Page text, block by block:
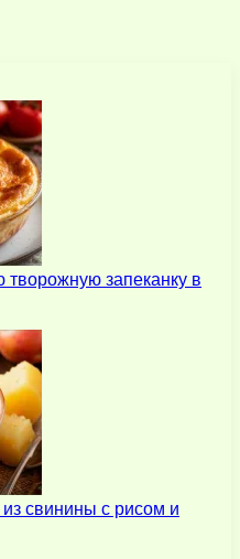
творожную запеканку в
свинины с рисом и